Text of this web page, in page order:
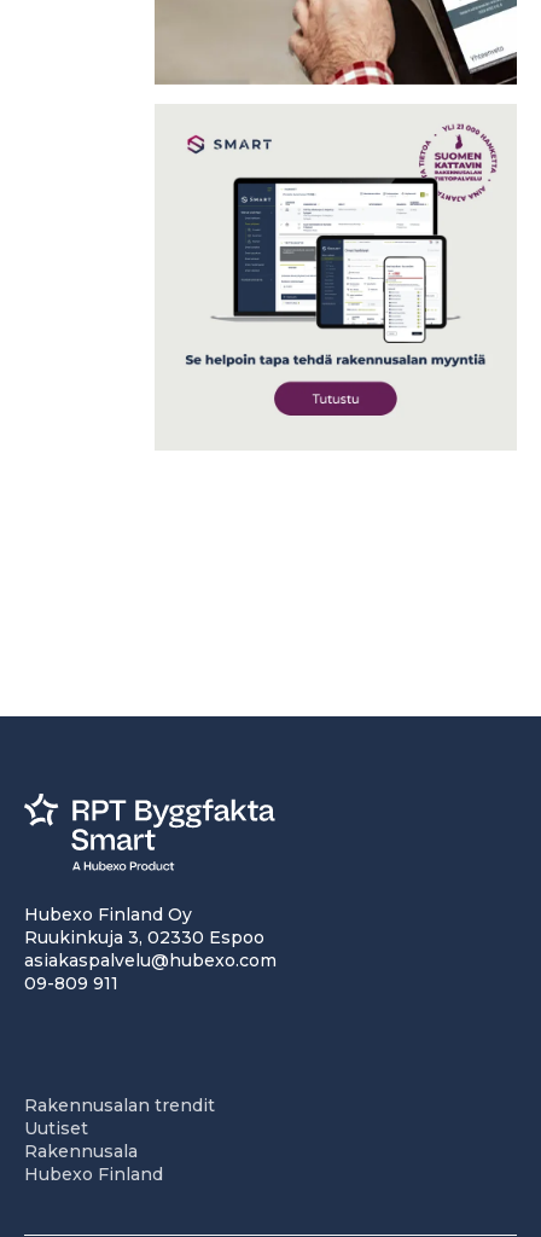
Hubexo Finland Oy
Ruukinkuja 3, 02330 Espoo
asiakaspalvelu@hubexo.com
09-809 911
Rakennusalan trendit
Uutiset
Rakennusala
Hubexo Finland